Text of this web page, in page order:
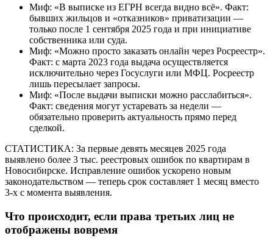
Миф: «В выписке из ЕГРН всегда видно всё». Факт:
бывших жильцов и «отказников» приватизации —
только после 1 сентября 2025 года и при инициативе
собственника или суда.
Миф: «Можно просто заказать онлайн через Росреестр».
Факт: с марта 2023 года выдача осуществляется
исключительно через Госуслуги или МФЦ. Росреестр
лишь пересылает запросы.
Миф: «После выдачи выписки можно расслабиться».
Факт: сведения могут устаревать за недели —
обязательно проверить актуальность прямо перед
сделкой.
СТАТИСТИКА: За первые девять месяцев 2025 года
выявлено более 3 тыс. реестровых ошибок по квартирам в
Новосибирске. Исправление ошибок ускорено новым
законодательством — теперь срок составляет 1 месяц вместо
3-х с момента выявления.
Что происходит, если права третьих лиц не
отображены вовремя